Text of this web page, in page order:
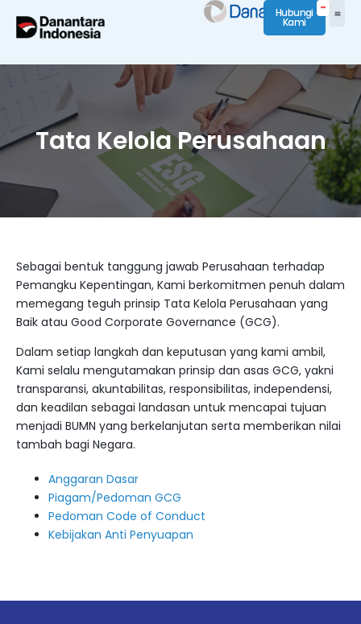
Hubungi
Kami
Tata Kelola Perusahaan
Sebagai bentuk tanggung jawab Perusahaan terhadap
Pemangku Kepentingan, Kami berkomitmen penuh dalam
memegang teguh prinsip Tata Kelola Perusahaan yang
Baik atau Good Corporate Governance (GCG).
Dalam setiap langkah dan keputusan yang kami ambil,
Kami selalu mengutamakan prinsip dan asas GCG, yakni
transparansi, akuntabilitas, responsibilitas, independensi,
dan keadilan sebagai landasan untuk mencapai tujuan
menjadi BUMN yang berkelanjutan serta memberikan nilai
tambah bagi Negara.
Anggaran Dasar
Piagam/Pedoman GCG
Pedoman Code of Conduct
Kebijakan Anti Penyuapan